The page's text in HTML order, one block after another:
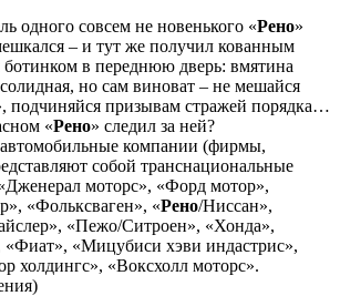
одного совсем не новенького «Рено»
– и тут же получил кованным
в переднюю дверь: вмятина
солидная, но сам виноват – не мешайся
подчиняйся призывам стражей порядка…
«Рено» следил за ней?
компании (фирмы,
собой транснациональные
моторс», «Форд мотор»,
«Фольксваген», «Рено/Ниссан»,
«Пежо/Ситроен», «Хонда»,
«Мицубиси хэви индастрис»,
холдингс», «Воксхолл моторс».